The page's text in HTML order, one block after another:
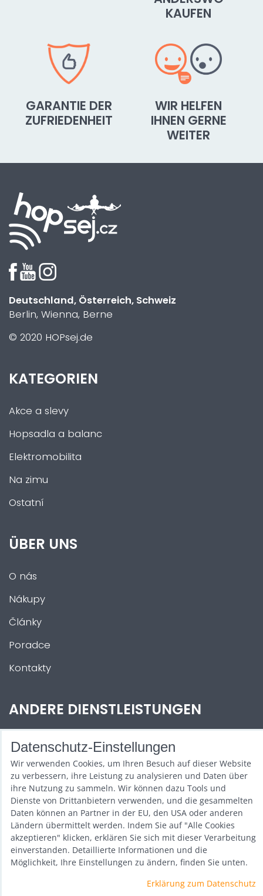
KAUFEN
GARANTIE DER
ZUFRIEDENHEIT
WIR HELFEN
IHNEN GERNE
WEITER
Deutschland, Österreich, Schweiz
Berlin, Wienna, Berne
© 2020 HOPsej.de
KATEGORIEN
Akce a slevy
Hopsadla a balanc
Elektromobilita
Na zimu
Ostatní
ÜBER UNS
O nás
Nákupy
Články
Poradce
Kontakty
ANDERE DIENSTLEISTUNGEN
Zábava na Vaši akci
Půjčovna
Promotéři
Kurzy a setkání
Velkoobchod
Nabídka práce
Datenschutz-Einstellungen
Wir verwenden Cookies, um Ihren Besuch auf dieser Website
zu verbessern, ihre Leistung zu analysieren und Daten über
ihre Nutzung zu sammeln. Wir können dazu Tools und
Dienste von Drittanbietern verwenden, und die gesammelten
Daten können an Partner in der EU, den USA oder anderen
Ländern übermittelt werden. Indem Sie auf "Alle Cookies
akzeptieren" klicken, erklären Sie sich mit dieser Verarbeitung
einverstanden. Detaillierte Informationen und die
Möglichkeit, Ihre Einstellungen zu ändern, finden Sie unten.
Erklärung zum Datenschutz